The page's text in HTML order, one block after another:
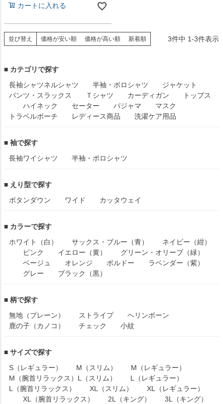
カートに入れる
並び替え 価格が安い順 価格が高い順 新着順 3件中 1-3件表示
■ カテゴリで探す
長袖シャツネルシャツ 半袖・ポロシャツ
ジャケット
パンツ・スラックス
Ｔシャツ カーディガン
トップス
ハイネック
セーター パジャマ
マスク
トラベルポーチ
レディース商品 洗濯ケア用品
■ 袖で探す
長袖ワイシャツ
半袖・ポロシャツ
■ えり型で探す
ボタンダウン
ワイド カッタウェイ
■ カラーで探す
ホワイト（白）
サックス・ブルー（青）
ネイビー（紺）
ピンク
イエロー（黄）
グリーン・オリーブ（緑）
ベージュ
オレンジ ボルドー
ラベンダー（紫）
グレー
ブラック（黒）
■ 柄で探す
無地（プレーン）
ストライプ
ヘリンボーン
鹿の子（カノコ）
チェック 小紋
■ サイズで探す
S（レギュラー）
M（スリム）
M（レギュラー）
M（腕首リラックス） L（スリム）
L（レギュラー）
L（腕首リラックス）
XL（スリム）
XL（レギュラー）
XL（腕首リラックス）
2L（キング） 3L（キング）